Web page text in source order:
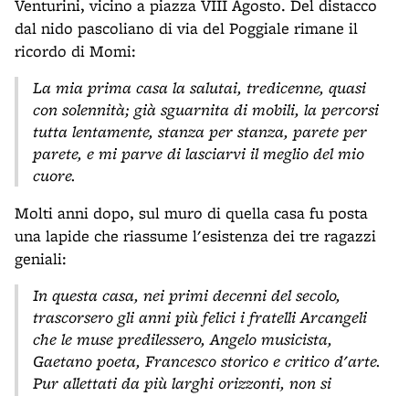
Venturini, vicino a piazza VIII Agosto. Del distacco
dal nido pascoliano di via del Poggiale rimane il
ricordo di Momi:
La mia prima casa la salutai, tredicenne, quasi
con solennità; già sguarnita di mobili, la percorsi
tutta lentamente, stanza per stanza, parete per
parete, e mi parve di lasciarvi il meglio del mio
cuore.
Molti anni dopo, sul muro di quella casa fu posta
una lapide che riassume l'esistenza dei tre ragazzi
geniali:
In questa casa, nei primi decenni del secolo,
trascorsero gli anni più felici i fratelli Arcangeli
che le muse predilessero, Angelo musicista,
Gaetano poeta, Francesco storico e critico d'arte.
Pur allettati da più larghi orizzonti, non si